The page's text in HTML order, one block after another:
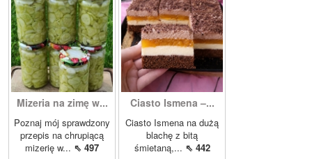
Mizeria na zimę w...
Poznaj mój sprawdzony
przepis na chrupiącą
mizerię w... ⇖ 497
Ciasto Ismena –...
Ciasto Ismena na dużą
blachę z bitą
śmietaną,... ⇖ 442